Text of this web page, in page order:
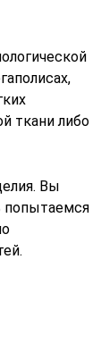
ткани либо
Вы
попытаемся